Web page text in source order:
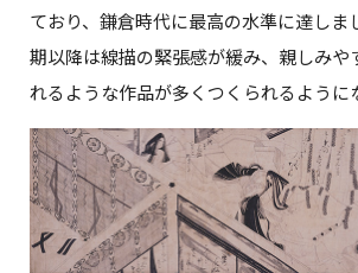
ており、鎌倉時代に最高の水準に達しま
期以降は線描の緊張感が緩み、親しみや
れるような作品が多くつくられるように